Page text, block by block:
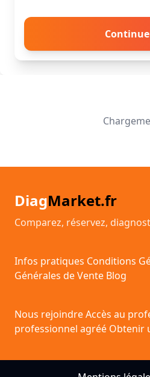
DiagMarket.fr
Comparez, réservez,
Infos pratiques Conditions
Générales de Vente Blog
Nous rejoindreAccès au
professionnel agréé Obtenir